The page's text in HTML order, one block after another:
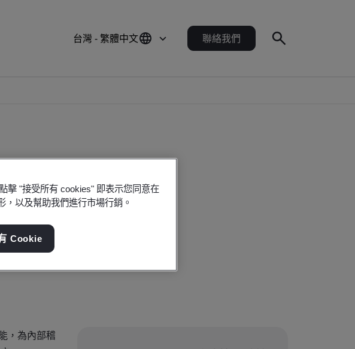
台灣 - 繁體中文 聯絡我們
課程
，為內部稽
擊 "接受所有 cookies" 即表示您同意在
以及幫助我們進行市場行銷。
Cookie